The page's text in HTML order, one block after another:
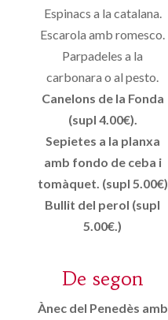
Espinacs a la catalana.
Escarola amb romesco.
Parpadeles a la
carbonara o al pesto.
Canelons de la Fonda
(supl 4.00€).
Sepietes a la planxa
amb fondo de ceba i
tomàquet. (supl 5.00€)
Bullit del perol (supl
5.00€.)
De segon
Ànec del Penedès amb